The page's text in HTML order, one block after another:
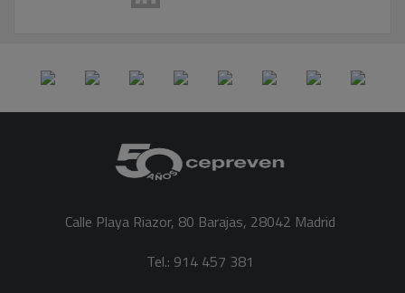
Calle Playa Riazor, 80 Barajas, 28042 Madrid
Tel.: 914 457 381